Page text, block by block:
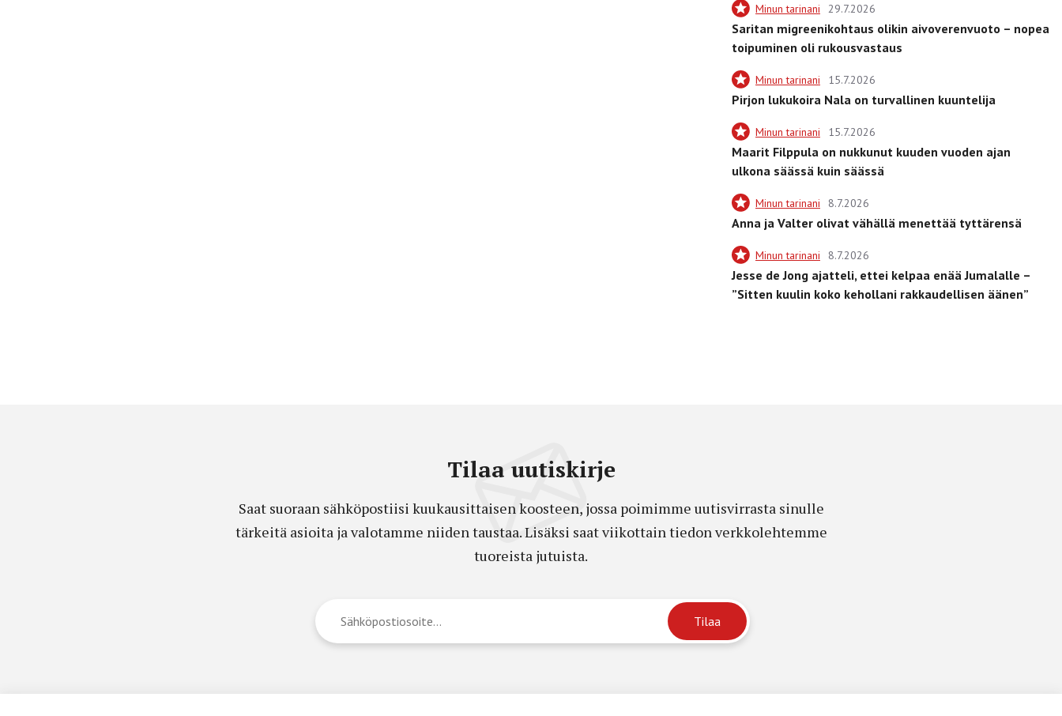
Minun tarinani 29.7.2026
Saritan migreenikohtaus olikin aivoverenvuoto – nopea
toipuminen oli rukousvastaus
Minun tarinani 15.7.2026
Pirjon lukukoira Nala on turvallinen kuuntelija
Minun tarinani 15.7.2026
Maarit Filppula on nukkunut kuuden vuoden ajan
ulkona säässä kuin säässä
Minun tarinani 8.7.2026
Anna ja Valter olivat vähällä menettää tyttärensä
Minun tarinani 8.7.2026
Jesse de Jong ajatteli, ettei kelpaa enää Jumalalle –
”Sitten kuulin koko kehollani rakkaudellisen äänen”
Tilaa uutiskirje
Saat suoraan sähköpostiisi kuukausittaisen koosteen, jossa poimimme uutisvirrasta sinulle
tärkeitä asioita ja valotamme niiden taustaa. Lisäksi saat viikottain tiedon verkkolehtemme
tuoreista jutuista.